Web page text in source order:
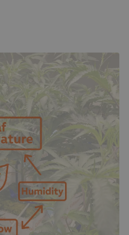
BLADTEMPERATUUR
balans tussen licht,
Wanneer de
warmt het oppervlak van
laag is, neemt de
plant mogelijk uitdroogt.
hoge vochtigheid de
oververhit raakt. Deze
concept van
parameter in
tussen het vocht in de
vasthouden wanneer